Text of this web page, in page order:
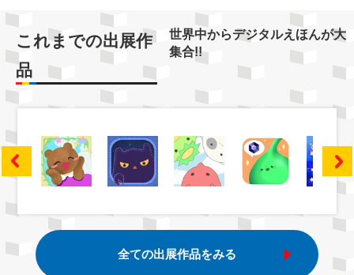
これまでの出展作
品
世界中からデジタルえほんが大
集合!!
全ての出展作品をみる